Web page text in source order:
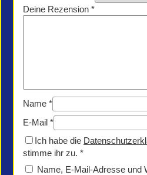
Deine Rezension *
Name *
E-Mail *
Ich habe die
stimme ihr zu. *
Name, E-Mail-Adresse und